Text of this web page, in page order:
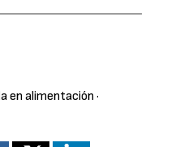
en alimentación ·